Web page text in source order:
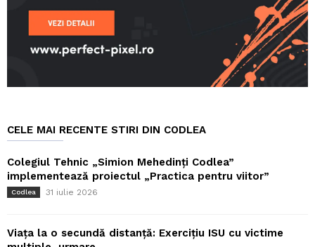
CELE MAI RECENTE STIRI DIN CODLEA
Colegiul Tehnic „Simion Mehedinți Codlea”
implementează proiectul „Practica pentru viitor”
Codlea 31 iulie 2026
Viața la o secundă distanță: Exercițiu ISU cu victime